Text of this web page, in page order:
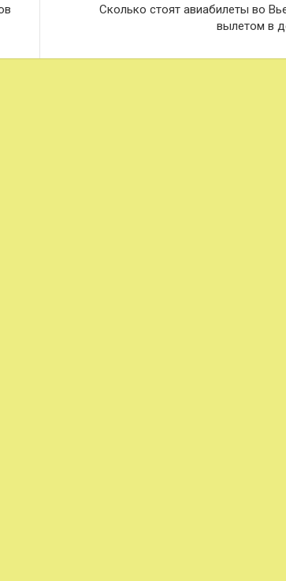
Сколько стоят авиабилеты во
вылетом в